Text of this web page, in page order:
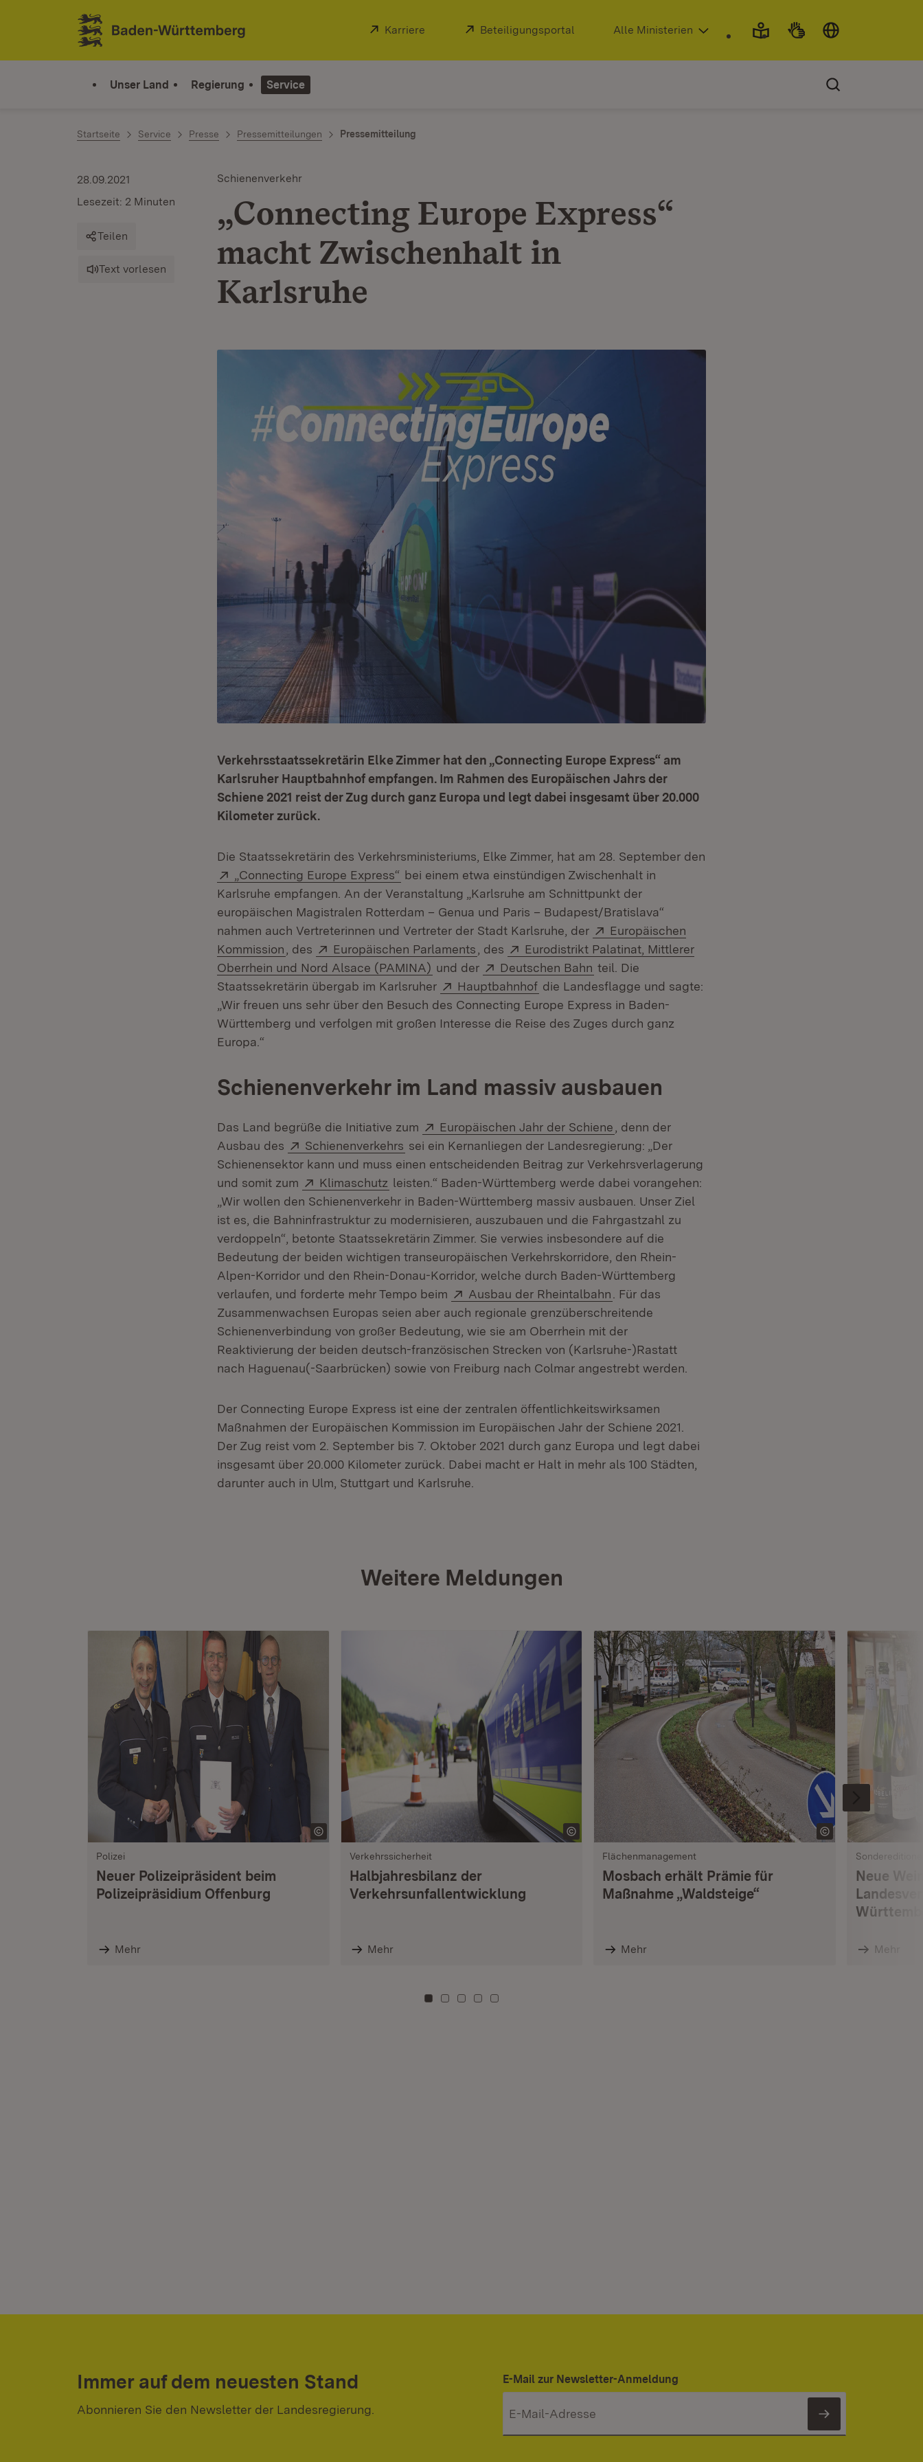
Zum Inhalt springen
Link zur Startseite
Extern:
Karriere (Öffnet in neuem Fenster)
Extern:
Beteiligungsportal (Öffnet in neuem Fenster)
Alle Ministerien
Unser Land Regierung Service
Startseite Service Presse Pressemitteilungen Pressemitteilung
Schienenverkehr
„Connecting Europe Express“
macht Zwischenhalt in
Karlsruhe
28.09.2021
Lesezeit: 2 Minuten
Teilen
Text vorlesen
Verkehrsstaatssekretärin Elke Zimmer hat den „Connecting Europe Express“ am
Karlsruher Hauptbahnhof empfangen. Im Rahmen des Europäischen Jahrs der
Schiene 2021 reist der Zug durch ganz Europa und legt dabei insgesamt über 20.000
Kilometer zurück.
Die Staatssekretärin des Verkehrsministeriums, Elke Zimmer, hat am 28. September den
Extern:
„Connecting Europe Express“ (Öffnet in neuem Fenster)
bei einem etwa einstündigen Zwischenhalt in
Karlsruhe empfangen. An der Veranstaltung „Karlsruhe am Schnittpunkt der
europäischen Magistralen Rotterdam – Genua und Paris – Budapest/Bratislava“
nahmen auch Vertreterinnen und Vertreter der Stadt Karlsruhe, der
Extern:
Europäischen
Kommission (Öffnet in neuem Fenster)
, des Extern:
Europäischen Parlaments (Öffnet in neuem Fenster)
, des Extern:
Eurodistrikt Palatinat, Mittlerer
Oberrhein und Nord Alsace (PAMINA) (Öffnet in neuem Fenster)
und der Extern:
Deutschen Bahn (Öffnet in neuem Fenster)
teil. Die
Staatssekretärin übergab im Karlsruher
Extern:
Hauptbahnhof (Öffnet in neuem Fenster)
die Landesflagge und sagte:
„Wir freuen uns sehr über den Besuch des Connecting Europe Express in Baden-
Württemberg und verfolgen mit großen Interesse die Reise des Zuges durch ganz
Europa.“
Schienenverkehr im Land massiv ausbauen
Das Land begrüße die Initiative zum Extern:
Europäischen Jahr der Schiene (Öffnet in neuem Fenster)
, denn der
Ausbau des
Extern:
Schienenverkehrs (Öffnet in neuem Fenster)
sei ein Kernanliegen der Landesregierung: „Der
Schienensektor kann und muss einen entscheidenden Beitrag zur Verkehrsverlagerung
und somit zum
Extern:
Klimaschutz (Öffnet in neuem Fenster)
leisten.“ Baden-Württemberg werde dabei vorangehen:
„Wir wollen den Schienenverkehr in Baden-Württemberg massiv ausbauen. Unser Ziel
ist es, die Bahninfrastruktur zu modernisieren, auszubauen und die Fahrgastzahl zu
verdoppeln“, betonte Staatssekretärin Zimmer. Sie verwies insbesondere auf die
Bedeutung der beiden wichtigen transeuropäischen Verkehrskorridore, den Rhein-
Alpen-Korridor und den Rhein-Donau-Korridor, welche durch Baden-Württemberg
verlaufen, und forderte mehr Tempo beim
Extern:
Ausbau der Rheintalbahn (Öffnet in neuem Fenster)
. Für das
Zusammenwachsen Europas seien aber auch regionale grenzüberschreitende
Schienenverbindung von großer Bedeutung, wie sie am Oberrhein mit der
Reaktivierung der beiden deutsch-französischen Strecken von (Karlsruhe-)Rastatt
nach Haguenau(-Saarbrücken) sowie von Freiburg nach Colmar angestrebt werden.
Der Connecting Europe Express ist eine der zentralen öffentlichkeitswirksamen
Maßnahmen der Europäischen Kommission im Europäischen Jahr der Schiene 2021.
Der Zug reist vom 2. September bis 7. Oktober 2021 durch ganz Europa und legt dabei
insgesamt über 20.000 Kilometer zurück. Dabei macht er Halt in mehr als 100 Städten,
darunter auch in Ulm, Stuttgart und Karlsruhe.
Weitere Meldungen
Polizei
Neuer Polizeipräsident beim
Polizeipräsidium Offenburg
Mehr
Verkehrssicherheit
Halbjahresbilanz der
Verkehrsunfallentwicklung
Mehr
Flächenmanagement
Mosbach erhält Prämie für
Maßnahme „Waldsteige“
Mehr
Neue
Mehr
Zu Kachel: 0
Zu Kachel: 3
Zu Kachel: 6
Zu Kachel: 9
Zu Kachel: 12
Immer auf dem neuesten Stand
Abonnieren Sie den Newsletter der Landesregierung.
E-Mail zur Newsletter-Anmeldung
Newsletter